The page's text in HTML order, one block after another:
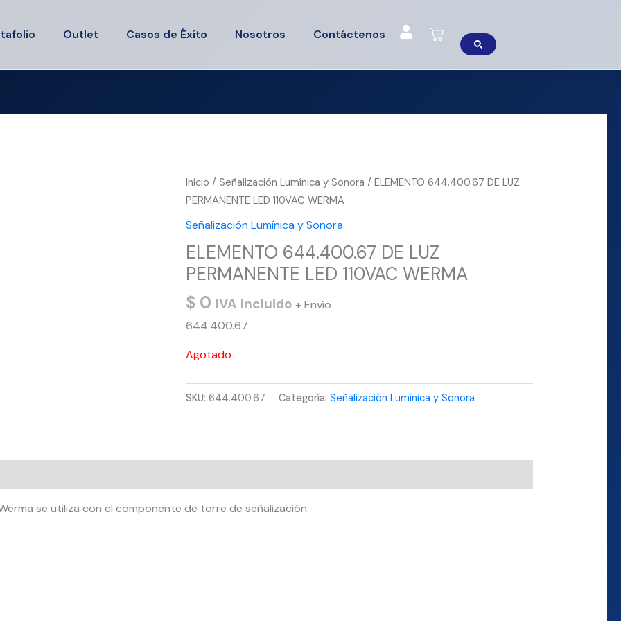
Outlet Casos de Éxito Nosotros Contáctenos Cart
Inicio / Señalización Lumínica y Sonora / ELEMENTO 644.400.67 DE LUZ
PERMANENTE LED 110VAC WERMA
Señalización Lumínica y Sonora
ELEMENTO 644.400.67 DE LUZ
PERMANENTE LED 110VAC WERMA
$ 0 IVA Incluido + Envío
644.400.67
Agotado
SKU: 644.400.67 Categoría: Señalización Lumínica y Sonora
se utiliza con el componente de torre de señalización.